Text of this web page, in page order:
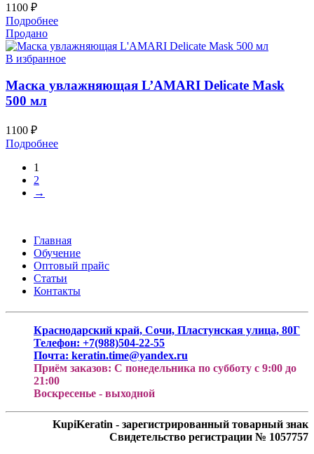
1100 ₽
Подробнее
Продано
В избранное
Маска увлажняющая L’AMARI Delicate Mask
500 мл
1100 ₽
Подробнее
1
2
→
Главная
Обучение
Оптовый прайс
Статьи
Контакты
Краснодарский край, Сочи, Пластунская улица, 80Г
Телефон: +7(988)504-22-55
Почта: keratin.time@yandex.ru
Приём заказов: С понедельника по субботу с 9:00 до
21:00
Воскресенье - выходной
KupiKeratin - зарегистрированный товарный знак
Свидетельство регистрации № 1057757